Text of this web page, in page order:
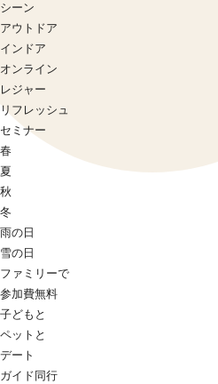
シーン
アウトドア
インドア
オンライン
レジャー
リフレッシュ
セミナー
春
夏
秋
冬
雨の日
雪の日
ファミリーで
参加費無料
子どもと
ペットと
デート
ガイド同行